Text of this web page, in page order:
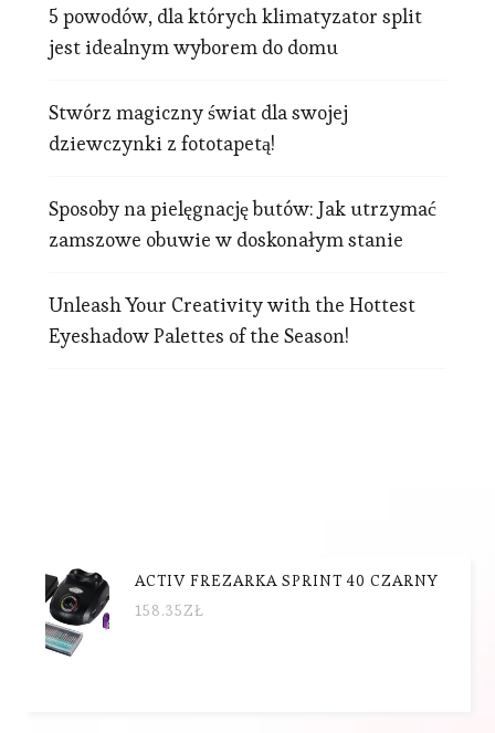
5 powodów, dla których klimatyzator split
jest idealnym wyborem do domu
Stwórz magiczny świat dla swojej
dziewczynki z fototapetą!
Sposoby na pielęgnację butów: Jak utrzymać
zamszowe obuwie w doskonałym stanie
Unleash Your Creativity with the Hottest
Eyeshadow Palettes of the Season!
ACTIV FREZARKA SPRINT 40 CZARNY
158.35ZŁ